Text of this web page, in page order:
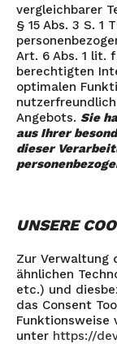
vergleichbarer
§ 15 Abs. 3 S. 1
Art. 6 Abs. 1 lit.
berechtigten
optimalen
Angebots. Sie
aus Ihrer
dieser
UNSERE
Zur Verwaltung
ähnlichen
etc.) und
das Consent
Funktionsweise
unter https://